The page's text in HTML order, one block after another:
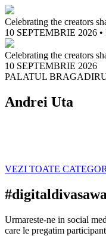
Celebrating the creators
10 SEPTEMBRIE 2026 •
Celebrating the creators
10 SEPTEMBRIE 2026
PALATUL
Andrei Uta
VEZI TOATE
Urmareste-ne in social
care le pregatim